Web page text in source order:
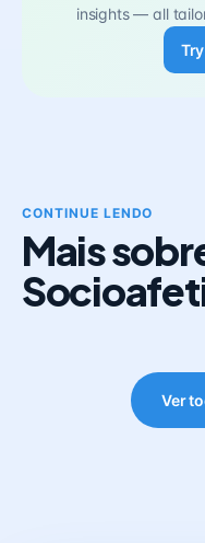
insights — all
CONTINUE LENDO
Mais
Ver